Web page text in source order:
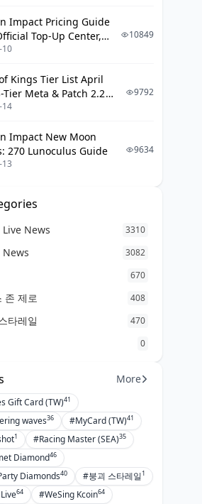
Impact Pricing Guide
Top-Up Center,
Differences, and
10
10849
Kings Tier List April
Tier Meta & Patch 2.2
14
9792
Impact New Moon
270 Lunoculus Guide
9634
Live News 3310
News 3082
670
존 제로 408
타레일 470
0
More
Gift Card (TW)41
waves36 #MyCard (TW)41
1 #Racing Master (SEA)35
Diamond46
Diamonds40 #붕괴 스타레일1
64 #WeSing Kcoin64